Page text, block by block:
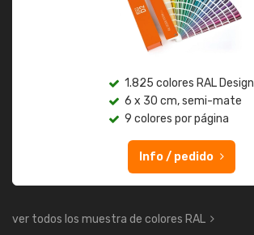
1.825 colores RAL Design
6 x 30 cm, semi-mate
9 colores por página
Info / pedido
ver todos los muestra de colores RAL